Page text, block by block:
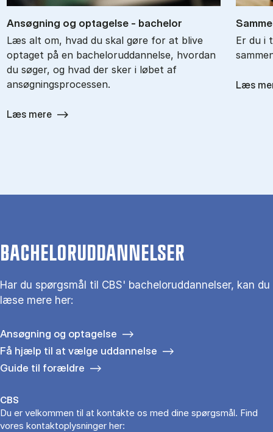
An­søg­ning og op­ta­gel­se - ba­chel­or
Læs alt om, hvad du skal gøre for at blive
optaget på en bacheloruddannelse, hvordan
du søger, og hvad der sker i løbet af
ansøgningsprocessen.
Læs mere
Er du i
Læs
BACHELORUDDANNELSER
Har du spørgsmål til CBS' bacheloruddannelser, kan du
læse mere her:
Ansøgning og optagelse
Få hjælp til at vælge uddannelse
Guide til forældre
CBS
Du er velkommen til at kontakte os med dine spørgsmål. Find
vores kontaktoplysninger her: